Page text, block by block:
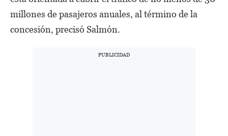
millones de pasajeros anuales, al término de la
concesión, precisó Salmón.